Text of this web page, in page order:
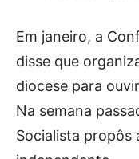
Em janeiro, a
disse que
diocese para
Na semana
Socialista propôs